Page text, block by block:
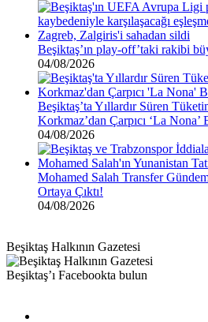
Beşiktaş’ın play-off’taki rakibi
04/08/2026
Beşiktaş’ta Yıllardır Süren
Korkmaz’dan Çarpıcı ‘La Nona’
04/08/2026
Mohamed Salah Transfer
Ortaya Çıktı!
04/08/2026
Beşiktaş Halkının Gazetesi
Beşiktaş’ı Facebookta bulun